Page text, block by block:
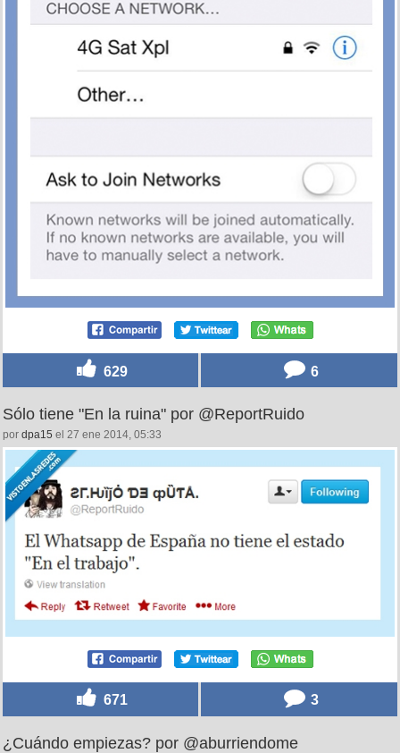
629 6
Sólo tiene "En la ruina" por @ReportRuido
por dpa15 el 27 ene 2014, 05:33
671 3
¿Cuándo empiezas? por @aburriendome